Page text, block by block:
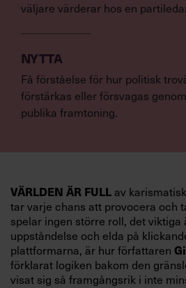
väljare värderar hos en
NYTTA
Få förståelse för hur politisk
förstärkas eller försvagas
publika framtoning.
VÄRLDEN ÄR FULLav
tar varje chans att provocera och
spelar ingen större roll, det viktiga
uppståndelse och elda på
plattformarna, är hur författaren
förklarat logiken bakom den
visat sig så framgångsrik i inte